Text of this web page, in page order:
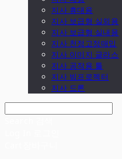
지사 휴대용
지사 보급형 실외용
지사 보급형 실내용
지사 천정고정매입
지사 이미지 글라스
지사 공작용 툴
지사 빔프로젝터
지사 드론